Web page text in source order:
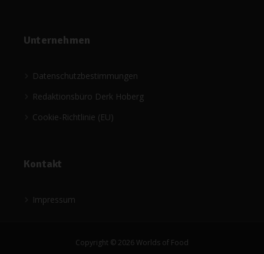
Unternehmen
Datenschutzbestimmungen
Redaktionsbüro Derk Hoberg
Cookie-Richtlinie (EU)
Kontakt
Impressum
Copyright © 2026 Worlds of Food